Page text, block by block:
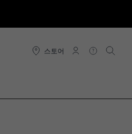
스토어
연결 도움말검색